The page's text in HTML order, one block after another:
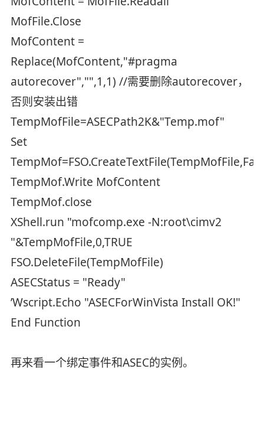
MofFile.Close
MofContent =
Replace(MofContent,"#pragma
autorecover","",1,1) //需要删除autorecover，
否则安装出错
TempMofFile=ASECPath2K&"Temp.mof"
Set
TempMof.Write MofContent
TempMof.close
XShell.run "mofcomp.exe -N:root\cimv2
"&TempMofFile,0,TRUE
FSO.DeleteFile(TempMofFile)
ASECStatus = "Ready"
’Wscript.Echo "ASECForWinVista Install OK!"
End Function
再来看一个绑定事件和ASEC的实例。